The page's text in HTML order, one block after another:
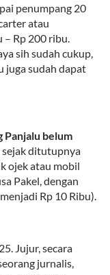
penumpang 20
atau
Rp 200 ribu.
sih sudah cukup,
juga sudah dapat
Panjalu belum
sejak ditutupnya
ojek atau mobil
Pakel, dengan
Rp 10 Ribu).
Jujur, secara
jurnalis,